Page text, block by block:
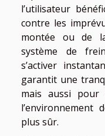
l’utilisateur
contre les
montée ou de
système de
s’activer
garantit une
mais aussi pour
l’environnement
plus sûr.